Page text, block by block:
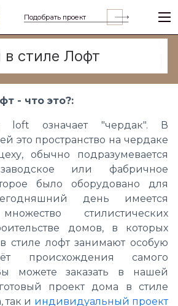
Подобрать проект
стиле Лофт
- что это?:
loft означает "чердак". В
это пространство на чердаке
обычно подразумевается
или фабричное
было оборудовано для
день имеется
стилистических
домов, в которых
стиле лофт занимают особую
происхождения самого
можете заказать в нашей
проект дома в стиле
так и индивидуальный проект